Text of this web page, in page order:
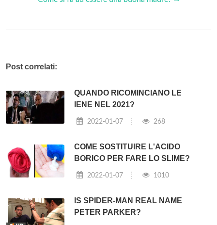
Post correlati:
QUANDO RICOMINCIANO LE
IENE NEL 2021?
2022-01-07 268
COME SOSTITUIRE L'ACIDO
BORICO PER FARE LO SLIME?
2022-01-07 1010
IS SPIDER-MAN REAL NAME
PETER PARKER?